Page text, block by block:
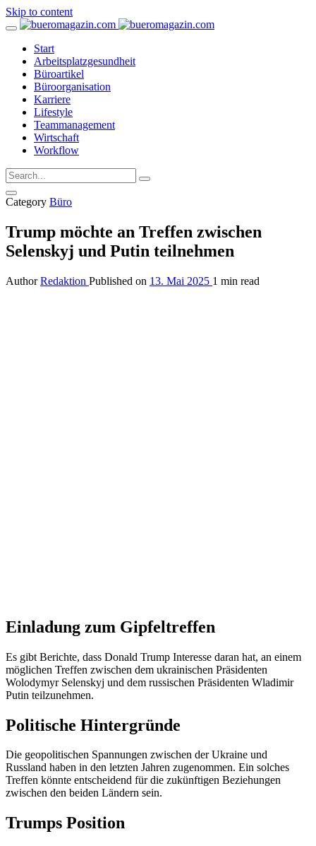
Skip to content
Start
Arbeitsplatzgesundheit
Büroartikel
Büroorganisation
Karriere
Lifestyle
Teammanagement
Wirtschaft
Workflow
Category Büro
Trump möchte an Treffen zwischen
Selenskyj und Putin teilnehmen
Author Redaktion Published on 13. Mai 2025 1 min read
Einladung zum Gipfeltreffen
Es gibt Berichte, dass Donald Trump Interesse daran hat, an einem
möglichen Treffen zwischen dem ukrainischen Präsidenten
Wolodymyr Selenskyj und dem russischen Präsidenten Wladimir
Putin teilzunehmen.
Politische Hintergründe
Die geopolitischen Spannungen zwischen der Ukraine und
Russland haben in den letzten Jahren zugenommen. Ein solches
Treffen könnte entscheidend für die zukünftigen Beziehungen
zwischen den beiden Ländern sein.
Trumps Position